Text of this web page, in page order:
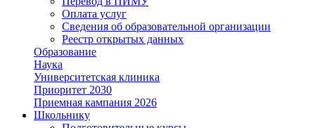
Оплата услуг
Сведения об образовательной организации
Реестр открытых данных
Образование
Наука
Университетская клиника
Приоритет 2030
Приемная кампания 2026
Школьнику